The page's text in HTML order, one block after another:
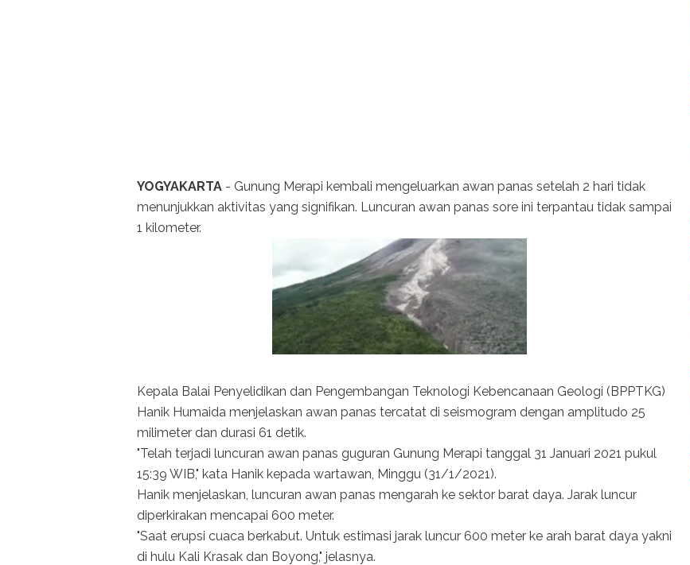
YOGYAKARTA - Gunung Merapi kembali mengeluarkan awan panas setelah 2 hari tidak
menunjukkan aktivitas yang signifikan. Luncuran awan panas sore ini terpantau tidak sampai
1 kilometer.
Kepala Balai Penyelidikan dan Pengembangan Teknologi Kebencanaan Geologi (BPPTKG)
Hanik Humaida menjelaskan awan panas tercatat di seismogram dengan amplitudo 25
milimeter dan durasi 61 detik.
"Telah terjadi luncuran awan panas guguran Gunung Merapi tanggal 31 Januari 2021 pukul
15:39 WIB," kata Hanik kepada wartawan, Minggu (31/1/2021).
Hanik menjelaskan, luncuran awan panas mengarah ke sektor barat daya. Jarak luncur
diperkirakan mencapai 600 meter.
"Saat erupsi cuaca berkabut. Untuk estimasi jarak luncur 600 meter ke arah barat daya yakni
di hulu Kali Krasak dan Boyong," jelasnya.